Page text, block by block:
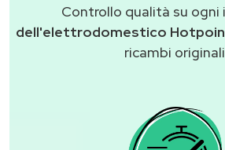
Controllo qualità su
dell'elettrodomestico
ricambi